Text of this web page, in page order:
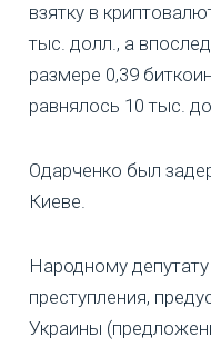
взятку в
тыс. долл., а
размере 0,39
равнялось 10 тыс.
Одарченко был
Киеве.
Народному
преступления,
Украины